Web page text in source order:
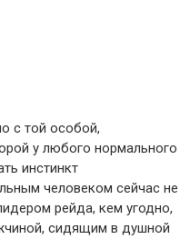
с той особой,
у любого нормального
инстинкт
человеком сейчас не
рейда, кем угодно,
сидящим в душной